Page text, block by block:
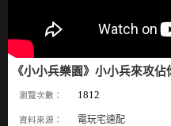
《小小兵樂園》小小兵來攻
瀏覽次數： 1812
資料來源： 電玩宅速配